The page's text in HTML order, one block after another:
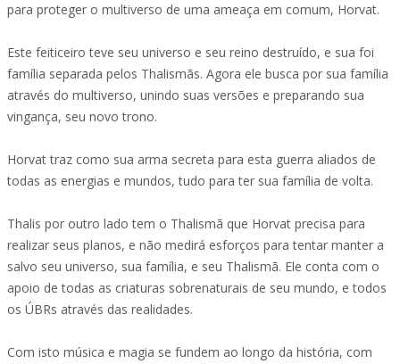
para proteger o multiverso de uma ameaça em comum, Horvat.
Este feiticeiro teve seu universo e seu reino destruído, e sua foi
família separada pelos Thalismãs. Agora ele busca por sua família
através do multiverso, unindo suas versões e preparando sua
vingança, seu novo trono.
Horvat traz como sua arma secreta para esta guerra aliados de
todas as energias e mundos, tudo para ter sua família de volta.
Thalis por outro lado tem o Thalismã que Horvat precisa para
realizar seus planos, e não medirá esforços para tentar manter a
salvo seu universo, sua família, e seu Thalismã. Ele conta com o
apoio de todas as criaturas sobrenaturais de seu mundo, e todos
os ÚBRs através das realidades.
Com isto música e magia se fundem ao longo da história, com